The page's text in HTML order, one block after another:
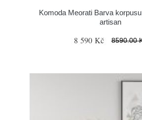
Komoda Meorati Barva
artisan
8 590 Kč 8590.00